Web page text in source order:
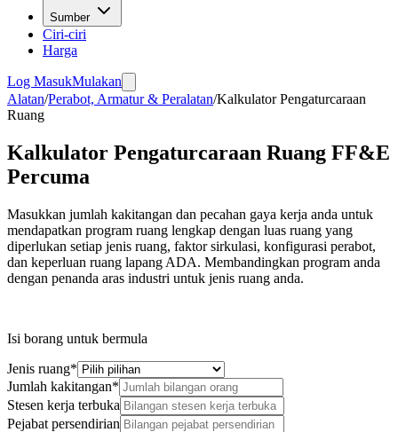
Sumber
Ciri-ciri
Harga
Log MasukMulakan
Alatan/Perabot, Armatur & Peralatan/Kalkulator Pengaturcaraan
Ruang
Kalkulator Pengaturcaraan Ruang FF&E
Percuma
Masukkan jumlah kakitangan dan pecahan gaya kerja anda untuk
mendapatkan program ruang lengkap dengan luas ruang yang
diperlukan setiap jenis ruang, faktor sirkulasi, konfigurasi perabot,
dan keperluan ruang lapang ADA. Membandingkan program anda
dengan penanda aras industri untuk jenis ruang anda.
Isi borang untuk bermula
Jenis ruang*
Jumlah kakitangan*
Stesen kerja terbuka
Pejabat persendirian